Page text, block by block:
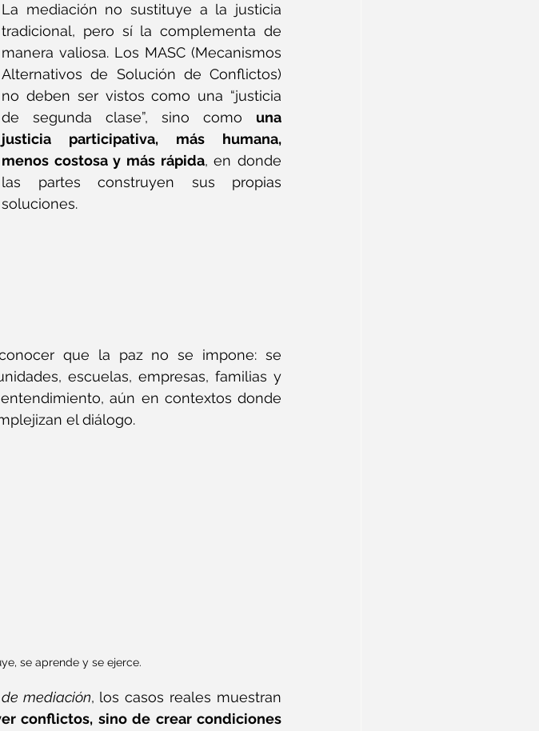
La mediación no sustituye a la justicia
tradicional, pero sí la complementa de
manera valiosa. Los MASC (Mecanismos
Alternativos de Solución de Conflictos)
no deben ser vistos como una “justicia
de segunda clase”, sino como una
justicia participativa, más humana,
menos costosa y más rápida, en donde
las partes construyen sus propias
soluciones.
que la paz no se impone: se
escuelas, empresas, familias y
aún en contextos donde
el diálogo.
se aprende y se ejerce.
mediación, los casos reales muestran
conflictos, sino de crear condiciones